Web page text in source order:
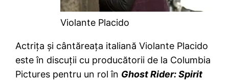
Violante Placido
Actriţa şi cântăreaţa italiană Violante Placido
este în discuţii cu producătorii de la Columbia
Pictures pentru un rol în Ghost Rider: Spirit